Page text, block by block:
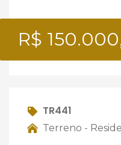
R$
TR441
Terreno -